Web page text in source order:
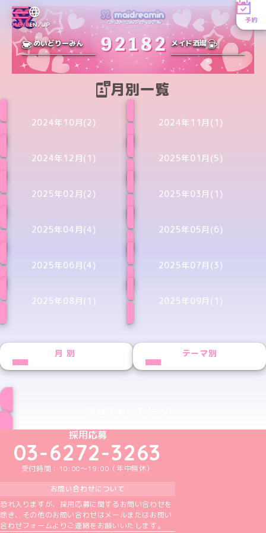
MENUEN／JP
予約
めいどりーみん メイド酒場
月別一覧
2024年10月(2) 2024年11月(1)
2024年12月(1) 2025年01月(5)
2025年02月(2) 2025年03月(1)
2025年04月(4) 2025年05月(6)
2025年06月(4) 2025年07月(3)
2025年08月(1) 2025年09月(1)
月別 テーマ別
めいどりーみんTikTok公式アカウント
めいどりーみんX公式アカウント
めいどりーみんInstagram公式アカウント
めいどりーみんFacebook公式アカウン
めいどりーみんYouTube公式アカ
採用応募
03-6272-3263
受付時間：10:00～19:00（年中無休）
お問い合わせについて
恐れ入りますが、採用応募に関するお問い合わせを
除き、その他のお問い合わせはメールまたはお問い
合わせフォームよりご連絡をお願いいたします。